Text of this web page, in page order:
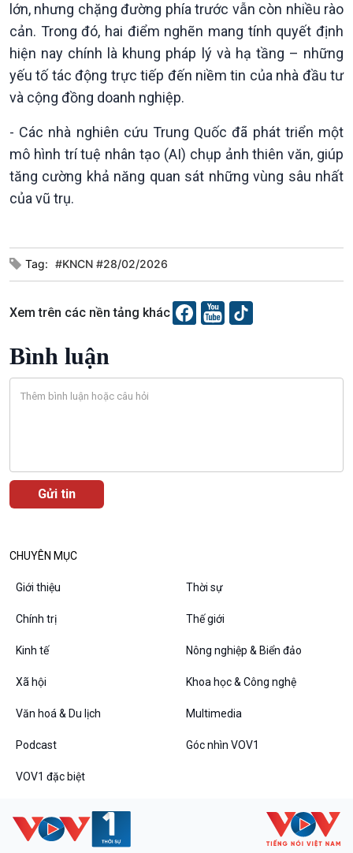
Nam
Xã hội
Tin Đời sống & Xã hội
360 độ Sức khỏe
Chuyển đổi Xanh
Tài nguyên và Môi trường
Xã hội chuyển động
Bước chân đến trường
Khoa học & Công nghệ
Tin Khoa học & Công nghệ
Kết nối công nghệ
Sống chung với biến đổi
Văn hoá & Du lịch
Podcast
Góc nhìn VOV1
10 phút Sự kiện - Luận bàn
Câu chuyện thời sự
Đối thoại
Chuyện đêm
VOV1 đặc biệt
lớn, nhưng chặng đường phía trước vẫn còn nhiều rào
cản. Trong đó, hai điểm nghẽn mang tính quyết định
hiện nay chính là khung pháp lý và hạ tầng – những
yếu tố tác động trực tiếp đến niềm tin của nhà đầu tư
và cộng đồng doanh nghiệp.
- Các nhà nghiên cứu Trung Quốc đã phát triển một
mô hình trí tuệ nhân tạo (AI) chụp ảnh thiên văn, giúp
tăng cường khả năng quan sát những vùng sâu nhất
của vũ trụ.
Tag: #KNCN #28/02/2026
Xem trên các nền tảng khác
Bình luận
CHUYÊN MỤC
Giới thiệu Thời sự
Chính trị Thế giới
Kinh tế Nông nghiệp & Biển đảo
Xã hội Khoa học & Công nghệ
Văn hoá & Du lịch Multimedia
Podcast Góc nhìn VOV1
VOV1 đặc biệt